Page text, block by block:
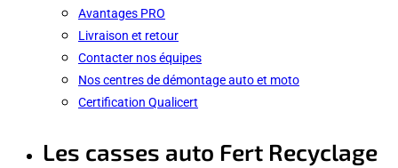
Avantages PRO
Livraison et retour
Contacter nos équipes
Nos centres de démontage auto et moto
Certification Qualicert
Les casses auto Fert Recyclage